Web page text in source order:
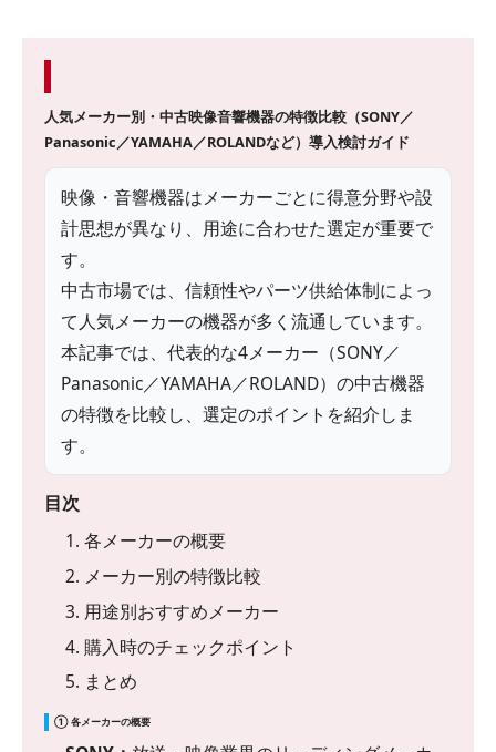
人気メーカー別・中古映像音響機器の特徴比較（SONY／
Panasonic／YAMAHA／ROLANDなど） 導入検討ガイド
映像・音響機器はメーカーごとに得意分野や設
計思想が異なり、用途に合わせた選定が重要で
す。
中古市場では、信頼性やパーツ供給体制によっ
て人気メーカーの機器が多く流通しています。
本記事では、代表的な4メーカー（SONY／
Panasonic／YAMAHA／ROLAND）の中古機器
の特徴を比較し、選定のポイントを紹介しま
す。
目次
1. 各メーカーの概要
2. メーカー別の特徴比較
3. 用途別おすすめメーカー
4. 購入時のチェックポイント
5. まとめ
① 各メーカーの概要